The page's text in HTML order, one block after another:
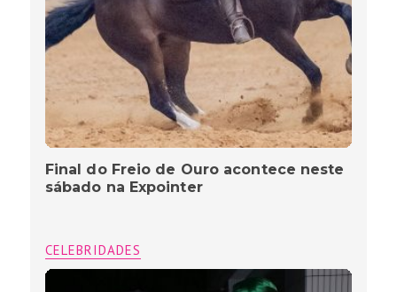
Final do Freio de Ouro acontece neste
sábado na Expointer
CELEBRIDADES